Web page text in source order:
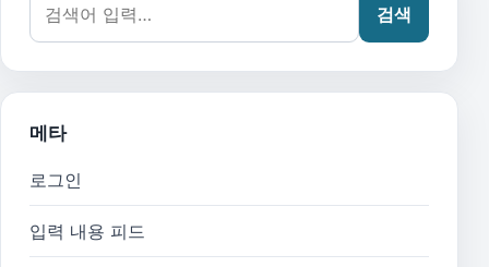
검색
메타
로그인
입력 내용 피드